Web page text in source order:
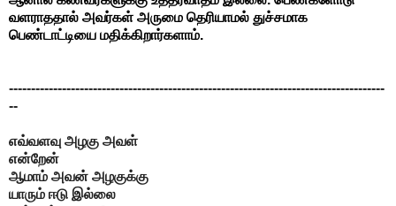
வளராததால் அவர்கள் அருமை தெரியாமல் துச்சமாக
பெண்டாட்டியை மதிக்கிறார்களாம்.
-------------------------------------------------------------------------------------
--
எவ்வளவு அழகு அவள்
என்றேன்
ஆமாம் அவன் அழகுக்கு
யாரும் ஈடு இல்லை